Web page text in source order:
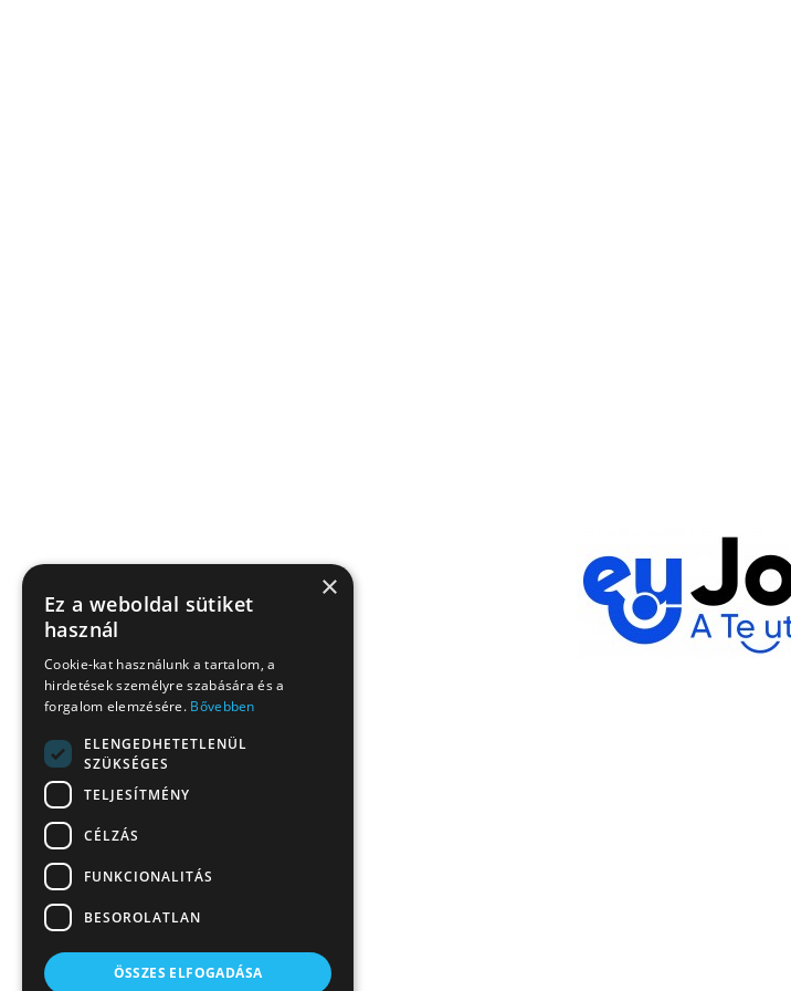
×
Ez a weboldal sütiket
használ
Cookie-kat használunk a tartalom, a
hirdetések személyre szabására és a
forgalom elemzésére. Bővebben
ELENGEDHETETLENÜL
SZÜKSÉGES
TELJESÍTMÉNY
CÉLZÁS
FUNKCIONALITÁS
BESOROLATLAN
ÖSSZES ELFOGADÁSA